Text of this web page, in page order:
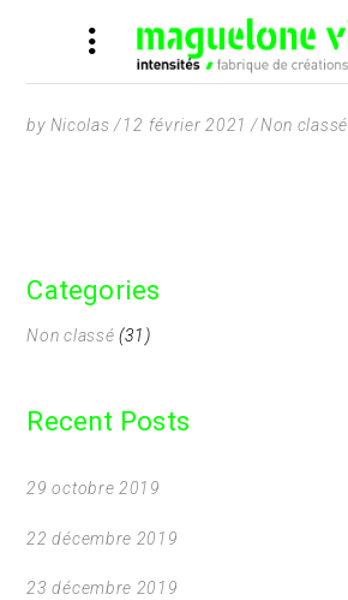
by Nicolas 12 février 2021 Non classé
Categories
Non classé (31)
Recent Posts
29 octobre 2019
22 décembre 2019
23 décembre 2019